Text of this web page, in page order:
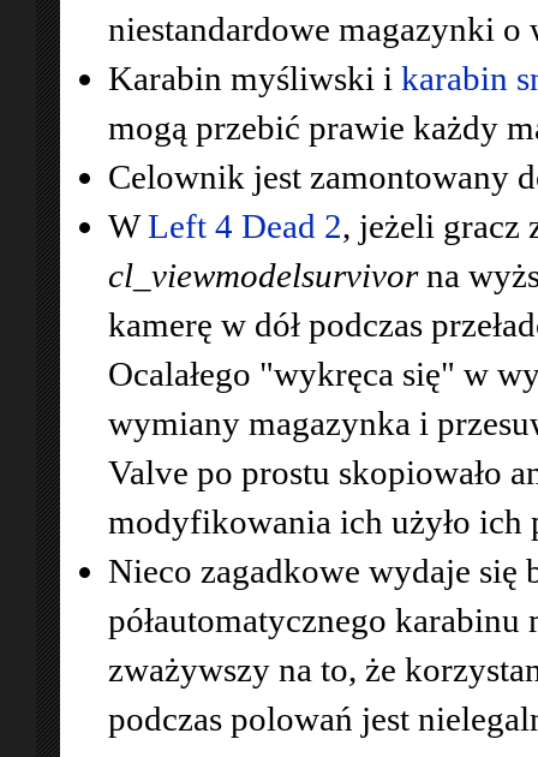
niestandardowe magazynki o
Karabin myśliwski i karabin
mogą przebić prawie każdy
Celownik jest zamontowany
WLeft 4 Dead 2, jeżeli gracz
cl_viewmodelsurvivorna
kamerę w dół podczas
Ocalałego "wykręca się" w
wymiany magazynka i
Valve po prostu skopiowało
modyfikowania ich użyło
Nieco zagadkowe wydaje się
półautomatycznego
zważywszy na to, że
podczas polowań jest